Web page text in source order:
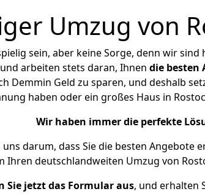
Umzug von
sein, aber keine Sorge, denn wir sind
und arbeiten stets daran, Ihnen die besten
Demmin Geld zu sparen, und deshalb
haben oder ein großes Haus in
Wir haben immer die perfekte
darum, dass Sie die besten Angebote
Ihren deutschlandweiten Umzug von
Sie jetzt das Formular aus, und erhalten